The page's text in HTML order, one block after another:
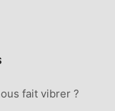
fait vibrer ?